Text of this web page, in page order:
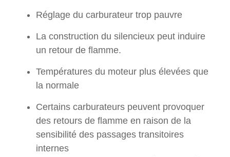
Réglage du carburateur trop pauvre
La construction du silencieux peut induire
un retour de flamme.
Températures du moteur plus élevées que
la normale
Certains carburateurs peuvent provoquer
des retours de flamme en raison de la
sensibilité des passages transitoires
internes